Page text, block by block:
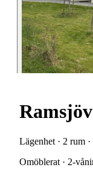
Lägenhet · 2 rum
Omöblerat · 2-